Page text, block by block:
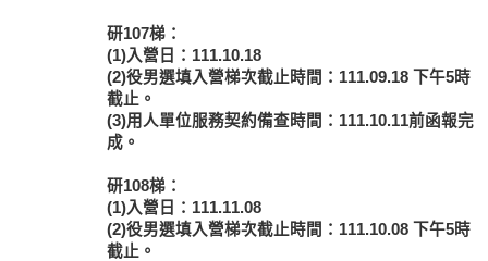
研107梯：
(1)入營日：111.10.18
(2)役男選填入營梯次截止時間：111.09.18 下午5時
截止。
(3)用人單位服務契約備查時間：111.10.11前函報完
成。
研108梯：
(1)入營日：111.11.08
(2)役男選填入營梯次截止時間：111.10.08 下午5時
截止。